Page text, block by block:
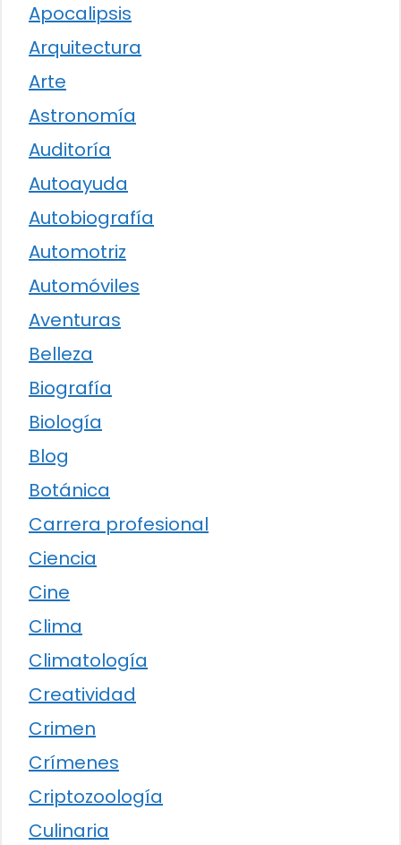
Apocalipsis
Arquitectura
Arte
Astronomía
Auditoría
Autoayuda
Autobiografía
Automotriz
Automóviles
Aventuras
Belleza
Biografía
Biología
Blog
Botánica
Carrera profesional
Ciencia
Cine
Clima
Climatología
Creatividad
Crimen
Crímenes
Criptozoología
Culinaria